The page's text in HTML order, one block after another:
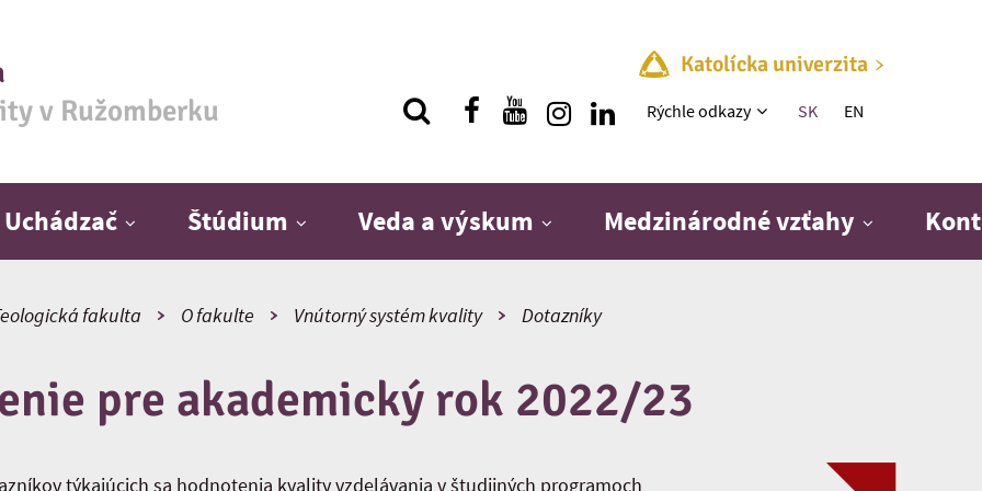
v Ružomberku
Katolícka univerzita
Rýchle menu
Rýchle odkazy SK EN
Uchádzač Štúdium Veda a výskum Medzinárodné vzťahy
fakulta O fakulte Vnútorný systém kvality Dotazníky
pre akademický rok 2022/23
týkajúcich sa hodnotenia kvality vzdelávania v študijných programoch